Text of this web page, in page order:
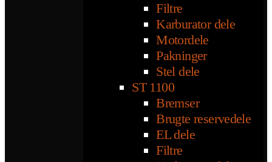
Filtre
Karburator dele
Motordele
Pakninger
Stel dele
ST 1100
Bremser
Brugte reservedele
EL dele
Filtre